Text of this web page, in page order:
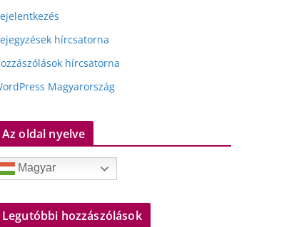
hírcsatorna
hírcsatorna
Magyarország
Az oldal nyelve
Magyar
Legutóbbi hozzászólások